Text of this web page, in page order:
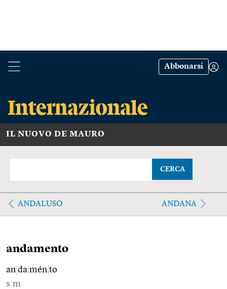
Abbonarsi
IL NUOVO DE MAURO
CERCA
ANDALUSO ANDANA
andamento
an da mén to
s.m.